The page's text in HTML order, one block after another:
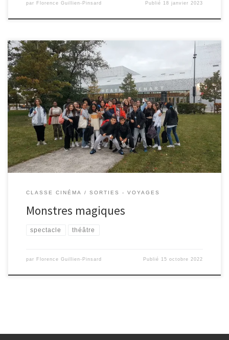
par Florence Guillien-Pinsard Publié 18 janvier 2023
Mercredi 5 octobre, les élèves de 4e1, la classe « cinéma », sont allés au
théâtre de Sénart. Ils ont aiguisé leurs regards de spectateurs en
découvrant « Siguifin », une danse chorégraphiée par Amala Dianor et
mettant en scène des danseurs de différentes compagnies provenant
du Sénégal, du Burkina Faso […]
CLASSE CINÉMA SORTIES - VOYAGES
Monstres magiques
spectacle théâtre
par Florence Guillien-Pinsard Publié 15 octobre 2022